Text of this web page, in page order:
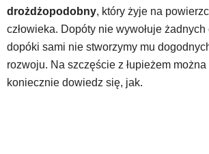
drożdżopodobny, który żyje na
człowieka. Dopóty nie wywołuje
dopóki sami nie stworzymy mu
rozwoju. Na szczęście z łupieżem
koniecznie dowiedz się, jak.